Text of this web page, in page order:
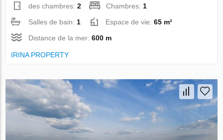
des chambres:2 Chambres: 1
Salles de bain: 1 Espace de vie:65 m²
Distance de la mer:600 m
IRINA PROPERTY